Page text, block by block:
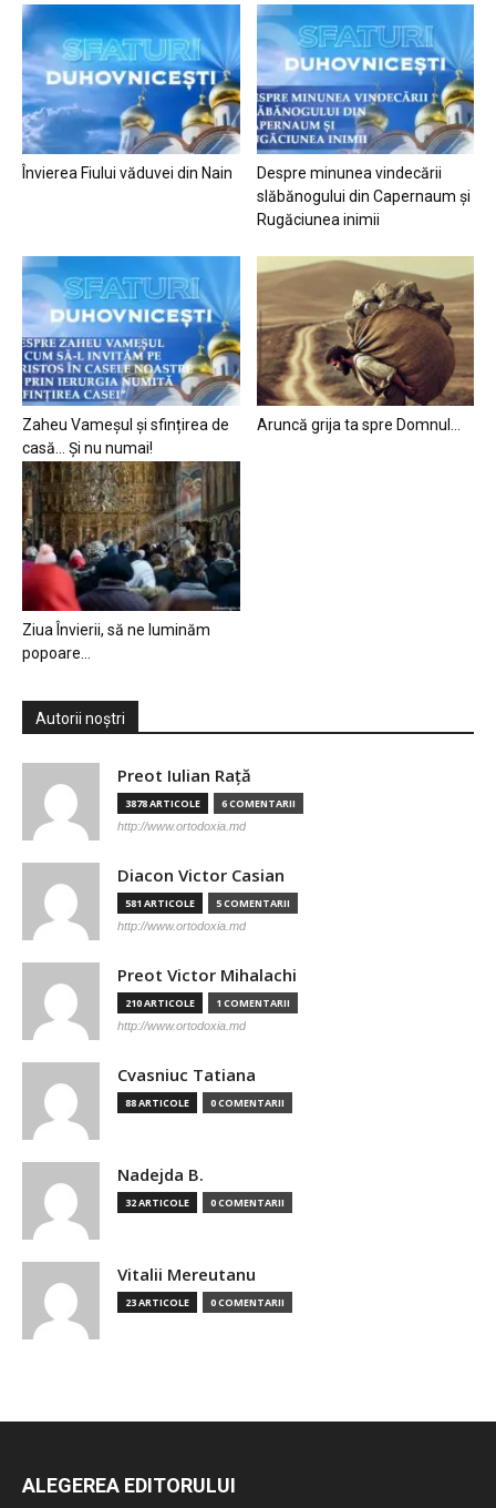
Învierea Fiului văduvei din Nain
Despre minunea vindecării
slăbănogului din Capernaum și
Rugăciunea inimii
Zaheu Vameșul și sfințirea de
casă… Și nu numai!
Aruncă grija ta spre Domnul…
Ziua Învierii, să ne luminăm
popoare…
Autorii noștri
Preot Iulian Raţă
3878 ARTICOLE 6 COMENTARII
http://www.ortodoxia.md
Diacon Victor Casian
581 ARTICOLE 5 COMENTARII
http://www.ortodoxia.md
Preot Victor Mihalachi
210 ARTICOLE 1 COMENTARII
http://www.ortodoxia.md
Cvasniuc Tatiana
88 ARTICOLE 0 COMENTARII
Nadejda B.
32 ARTICOLE 0 COMENTARII
Vitalii Mereutanu
23 ARTICOLE 0 COMENTARII
ALEGEREA EDITORULUI